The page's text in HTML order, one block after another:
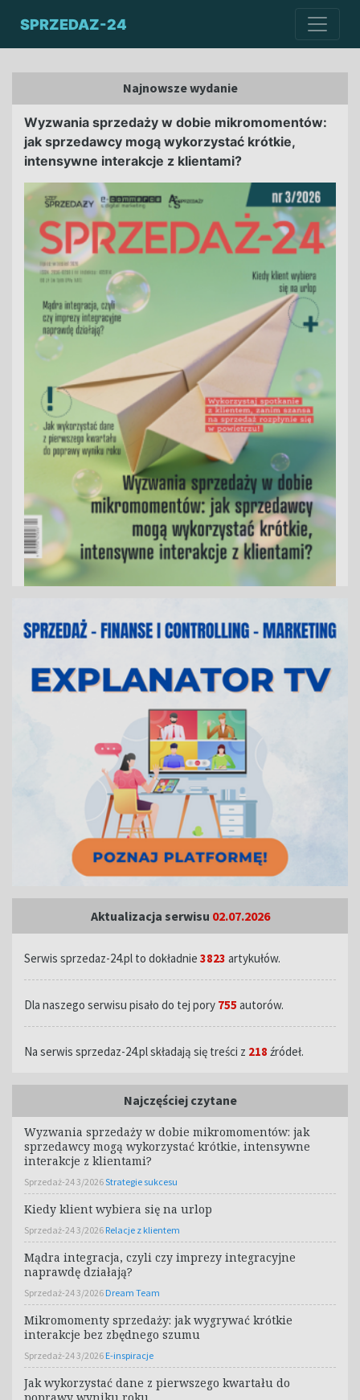
SPRZEDAZ-24
Najnowsze wydanie
Wyzwania sprzedaży w dobie mikromomentów:
jak sprzedawcy mogą wykorzystać krótkie,
intensywne interakcje z klientami?
Aktualizacja serwisu 02.07.2026
Serwis sprzedaz-24.pl to dokładnie 3823 artykułów.
Dla naszego serwisu pisało do tej pory 755 autorów.
Na serwis sprzedaz-24.pl składają się treści z 218 źródeł.
Najczęściej czytane
Wyzwania sprzedaży w dobie mikromomentów: jak
sprzedawcy mogą wykorzystać krótkie, intensywne
interakcje z klientami?
Sprzedaż-24 3/2026Strategie sukcesu
Kiedy klient wybiera się na urlop
Sprzedaż-24 3/2026 Relacje z klientem
Mądra integracja, czyli czy imprezy integracyjne
naprawdę działają?
Sprzedaż-24 3/2026 Dream Team
Mikromomenty sprzedaży: jak wygrywać krótkie
interakcje bez zbędnego szumu
Sprzedaż-24 3/2026 E-inspiracje
Jak wykorzystać dane z pierwszego kwartału do